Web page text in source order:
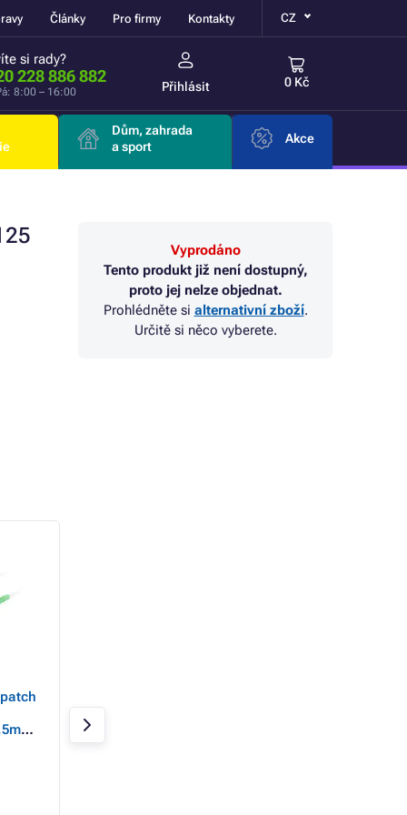
Články Pro firmy Kontakty CZ
si rady?
228 886 882
8:00 – 16:00 Přihlásit 0 Kč
Dům, zahrada
a sport
Akce
Vyprodáno
Tento produkt již není dostupný,
proto jej nelze objednat.
Prohlédněte si alternativní zboží.
Určitě si něco vyberete.
kabel HDMI 8K 60 Hz 10
m